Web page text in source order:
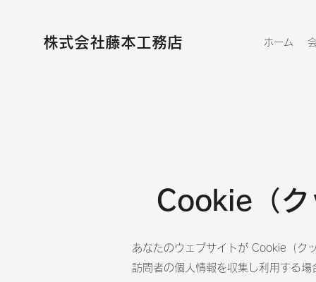
株式会社藤本工務店 ホーム
Cookie（ク
あなたのウェブサイトが Cookie（ク
訪問者の個人情報を収集し利用する